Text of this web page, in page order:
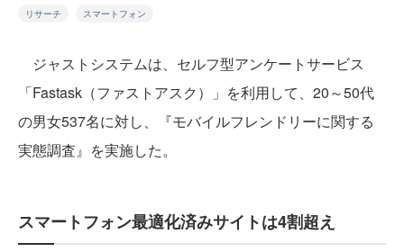
リサーチ スマートフォン
ジャストシステムは、セルフ型アンケートサービス
「Fastask（ファストアスク）」を利用して、20～50代
の男女537名に対し、『モバイルフレンドリーに関する
実態調査』を実施した。
スマートフォン最適化済みサイトは4割超え